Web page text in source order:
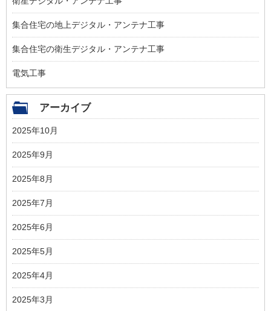
集合住宅の地上デジタル・アンテナ工事
集合住宅の衛生デジタル・アンテナ工事
電気工事
アーカイブ
2025年10月
2025年9月
2025年8月
2025年7月
2025年6月
2025年5月
2025年4月
2025年3月